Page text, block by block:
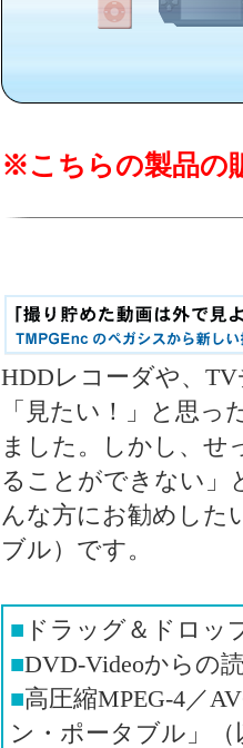
※こちらの製品の
HDDレコーダや、
「見たい！」と思
ました。しかし、せ
ることができない」
んな方にお勧めした
ブル）です。
■ ドラッグ＆ドロッ
■DVD-Videoからの
■高圧縮MPEG-4／
ン・ポータブル」（